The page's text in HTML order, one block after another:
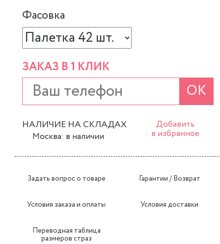
Фасовка
ЗАКАЗ В 1 КЛИК
ОК
НАЛИЧИЕ НА СКЛАДАХ
Москва: в наличии
Добавить
в избранное
Задать вопрос о товаре Гарантии / Возврат
Условия заказа и оплаты Условия доставки
Переводная таблица
размеров страз